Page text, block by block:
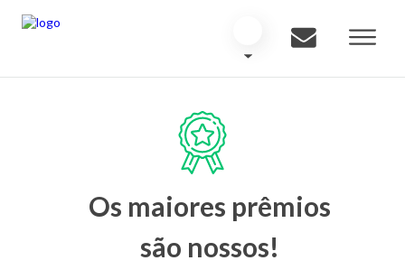
Os maiores prêmios
são nossos!